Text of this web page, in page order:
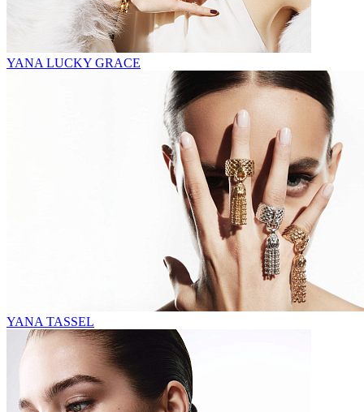
YANA LUCKY GRACE
YANA TASSEL